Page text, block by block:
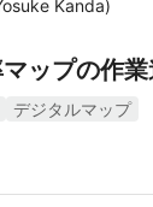
Kanda)
ップの作
デジタルマップ